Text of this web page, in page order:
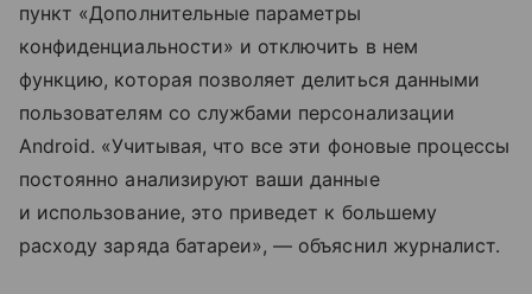
пункт «Дополнительные параметры
конфиденциальности» и отключить в нем
функцию, которая позволяет делиться данными
пользователям со службами персонализации
Android. «Учитывая, что все эти фоновые процессы
постоянно анализируют ваши данные
и использование, это приведет к большему
расходу заряда батареи», — объяснил журналист.